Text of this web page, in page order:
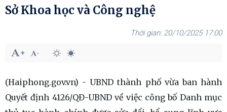
Sở Khoa học và Công nghệ
20/10/2025 17:00
(Haiphong.gov.vn) - UBND thành phố vừa ban hành
Quyết định 4126/QĐ-UBND về việc công bố Danh mục